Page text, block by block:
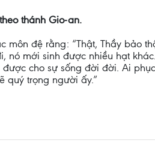
thánh Gio-an.
môn đệ rằng: “Thật, Thầy bảo
nó mới sinh được nhiều hạt
cho sự sống đời đời. Ai
quý trọng người ấy.”